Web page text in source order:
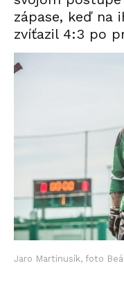
zápase, keď na
zvíťazil 4:3 po
Jaro Martinusík, foto